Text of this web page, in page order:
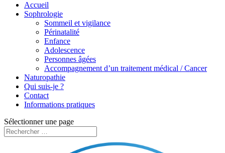
Accueil
Sophrologie
Sommeil et vigilance
Périnatalité
Enfance
Adolescence
Personnes âgées
Accompagnement d’un traitement médical / Cancer
Naturopathie
Qui suis-je ?
Contact
Informations pratiques
Sélectionner une page